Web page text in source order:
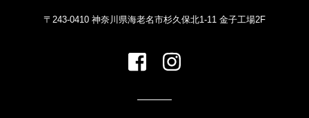
〒243-0410 神奈川県海老名市杉久保北1-11 金子工場2F